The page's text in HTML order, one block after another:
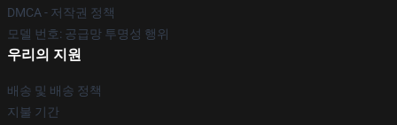
DMCA - 저작권 정책
모델 번호: 공급망 투명성 행위
우리의 지원
배송 및 배송 정책
지불 기간